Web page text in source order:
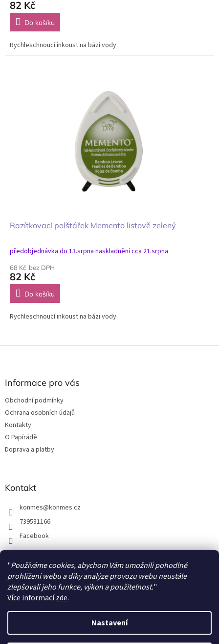
"Používáme cookies, abychom Vám umožnili pohodlné
prohlížení webu a díky analýze provozu webu neustále
zlepšovali jeho funkce, výkon a použitelnost."
Více informacízde.
Nastavení
82 Kč
Do košíku
Rychleschnoucí inkoust na bázi vody.
Razítkovací polštářek Memento listově zelený
předobjednávka do 13.srpna naskladnění cca 21.srpna
68 Kč bez DPH
82 Kč
Do košíku
Rychleschnoucí inkoust na bázi vody.
Z
Informace pro vás
Obchodní podmínky
Ochrana osobních údajů
Kontakty
O Papírádě
Doprava a platby
Kontakt
konmes@konmes.cz
739531166
Facebook
Facebook
Vytvořil Shoptet